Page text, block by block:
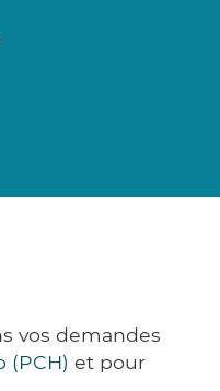
vos demandes
(PCH) et pour